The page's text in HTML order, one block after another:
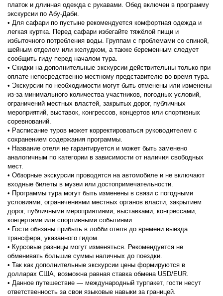
платок и длинная одежда с рукавами. Обед включен в программу
экскурсии по Абу-Даби.
• Для сафари по пустыне рекомендуется комфортная одежда и
легкая куртка. Перед сафари избегайте тяжёлой пищи и
избыточного потребления воды. Группам с проблемами со спиной,
шейным отделом или желудком, а также беременным следует
сообщить гиду перед началом тура.
• Скидки на дополнительные экскурсии действительны только при
оплате непосредственно местному представителю во время тура.
• Экскурсии по необходимости могут быть отменены или изменены
из-за минимального количества участников, погодных условий,
ограничений местных властей, закрытых дорог, публичных
мероприятий, выставок, конгрессов, концертов или спортивных
соревнований.
• Расписание туров может корректироваться руководителем с
сохранением содержания программы.
• Название отеля не гарантируется и может быть заменено
аналогичным по категории в зависимости от наличия свободных
мест.
• Обзорные экскурсии проводятся на автомобиле и не включают
входные билеты в музеи или достопримечательности.
• Программы тура могут быть изменены в связи с погодными
условиями, ограничениями местных органов власти, закрытием
дорог, публичными мероприятиями, выставками, конгрессами,
концертами или спортивными событиями.
• Гости обязаны прибыть в лобби отеля до времени выезда
трансфера, указанного гидом.
• Курсовые разницы могут изменяться. Рекомендуется не
обменивать большие суммы наличных до поездки.
• Так как дополнительные экскурсии цены формируются в
долларах США, возможна равная ставка обмена USD/EUR.
• Данное путешествие — международный турпакет, гости несут
ответственность за свои языковые навыки за границей.